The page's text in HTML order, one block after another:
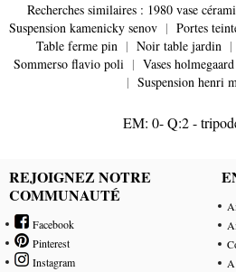
Recherches similaires : 1980 vase
Suspension kamenicky senov | Portes
Table ferme pin | Noir table jardin |
Sommerso flavio poli | Vases
| Suspension henri
EM: 0- Q:2 -
REJOIGNEZ NOTRE
COMMUNAUTÉ
Facebook
Pinterest
Instagram